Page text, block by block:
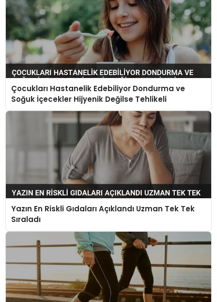
Çocukları Hastanelik Edebiliyor Dondurma ve
Soğuk İçecekler Hijyenik Değilse Tehlikeli
Yazın En Riskli Gıdaları Açıklandı Uzman Tek Tek
Sıraladı